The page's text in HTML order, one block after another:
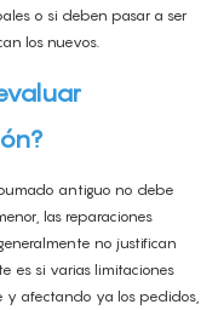
o si deben pasar a ser
los nuevos.
antiguo no debe
las reparaciones
no justifican
es si varias limitaciones
y afectando ya los pedidos,